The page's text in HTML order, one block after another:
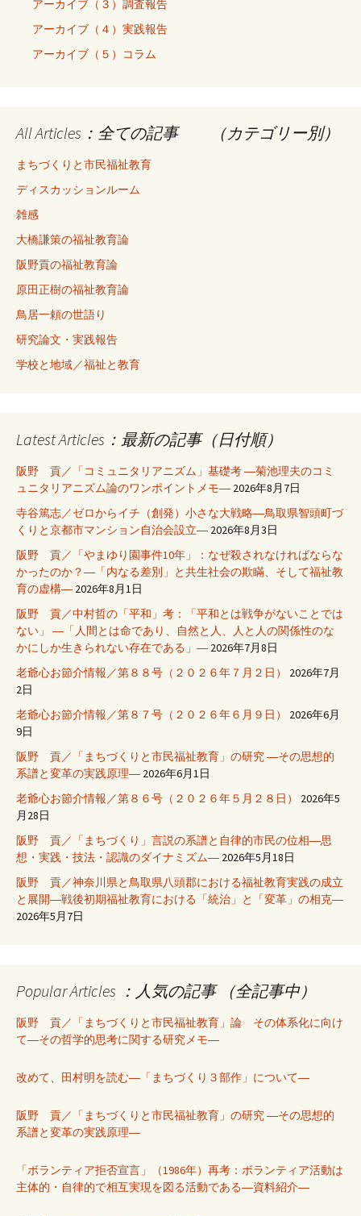
アーカイブ（３）調査報告
アーカイブ（４）実践報告
アーカイブ（５）コラム
All Articles：全ての記事 （カテゴリー別）
まちづくりと市民福祉教育
ディスカッションルーム
雑感
大橋謙策の福祉教育論
阪野貢の福祉教育論
原田正樹の福祉教育論
鳥居一頼の世語り
研究論文・実践報告
学校と地域／福祉と教育
Latest Articles：最新の記事（日付順）
阪野 貢／「コミュニタリアニズム」基礎考 ―菊池理夫のコミ
ュニタリアニズム論のワンポイントメモ― 2026年8月7日
寺谷篤志／ゼロからイチ（創発）小さな大戦略―鳥取県智頭町づ
くりと京都市マンション自治会設立― 2026年8月3日
阪野 貢／「やまゆり園事件10年」：なぜ殺されなければならな
かったのか？―「内なる差別」と共生社会の欺瞞、そして福祉教
育の虚構― 2026年8月1日
阪野 貢／中村哲の「平和」考：「平和とは戦争がないことでは
ない」 ―「人間とは命であり、自然と人、人と人の関係性のな
かにしか生きられない存在である」― 2026年7月8日
老爺心お節介情報／第８８号（２０２６年７月２日）
2026年7月
2日
老爺心お節介情報／第８７号（２０２６年６月９日）
2026年6月
9日
阪野 貢／「まちづくりと市民福祉教育」の研究 ―その思想的
系譜と変革の実践原理― 2026年6月1日
老爺心お節介情報／第８６号（２０２６年５月２８日）
2026年5
月28日
阪野 貢／「まちづくり」言説の系譜と自律的市民の位相―思
想・実践・技法・認識のダイナミズム― 2026年5月18日
阪野 貢／神奈川県と鳥取県八頭郡における福祉教育実践の成立
と展開―戦後初期福祉教育における「統治」と「変革」の相克―
2026年5月7日
Popular Articles ：人気の記事 （全記事中）
阪野 貢／「まちづくりと市民福祉教育」論 その体系化に向け
て―その哲学的思考に関する研究メモ―
改めて、田村明を読む―「まちづくり３部作」について―
阪野 貢／「まちづくりと市民福祉教育」の研究 ―その思想的
系譜と変革の実践原理―
「ボランティア拒否宣言」（1986年）再考：ボランティア活動は
主体的・自律的で相互実現を図る活動である―資料紹介―